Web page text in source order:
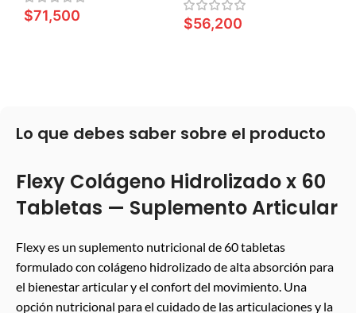
$71,500 $56,200
Lo que debes saber sobre el producto
Flexy Colágeno Hidrolizado x 60
Tabletas — Suplemento Articular
Flexy es un suplemento nutricional de 60 tabletas
formulado con colágeno hidrolizado de alta absorción para
el bienestar articular y el confort del movimiento. Una
opción nutricional para el cuidado de las articulaciones y la